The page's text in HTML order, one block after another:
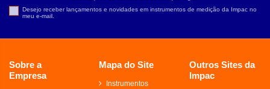
Desejo receber lançamentos e novidades em instrumentos de medição da Impac no
meu e-mail.
Sobre a
Empresa
Mapa do Site
Instrumentos
Outros Sites da
Impac